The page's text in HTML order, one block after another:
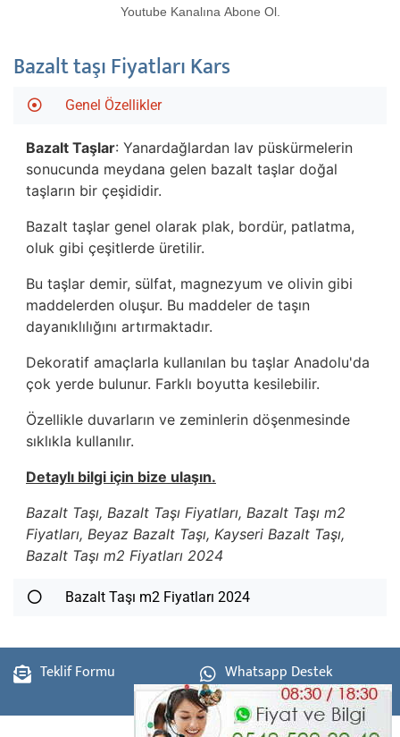
Youtube Kanalına Abone Ol.
Bazalt taşı Fiyatları Kars
Genel Özellikler
Bazalt Taşlar: Yanardağlardan lav püskürmelerin
sonucunda meydana gelen bazalt taşlar doğal
taşların bir çeşididir.
Bazalt taşlar genel olarak plak, bordür, patlatma,
oluk gibi çeşitlerde üretilir.
Bu taşlar demir, sülfat, magnezyum ve olivin gibi
maddelerden oluşur. Bu maddeler de taşın
dayanıklılığını artırmaktadır.
Dekoratif amaçlarla kullanılan bu taşlar Anadolu'da
çok yerde bulunur. Farklı boyutta kesilebilir.
Özellikle duvarların ve zeminlerin döşenmesinde
sıklıkla kullanılır.
Detaylı bilgi için bize ulaşın.
Bazalt Taşı, Bazalt Taşı Fiyatları, Bazalt Taşı m2
Fiyatları, Beyaz Bazalt Taşı, Kayseri Bazalt Taşı,
Bazalt Taşı m2 Fiyatları 2024
Bazalt Taşı m2 Fiyatları 2024
Teklif Formu Whatsapp Destek